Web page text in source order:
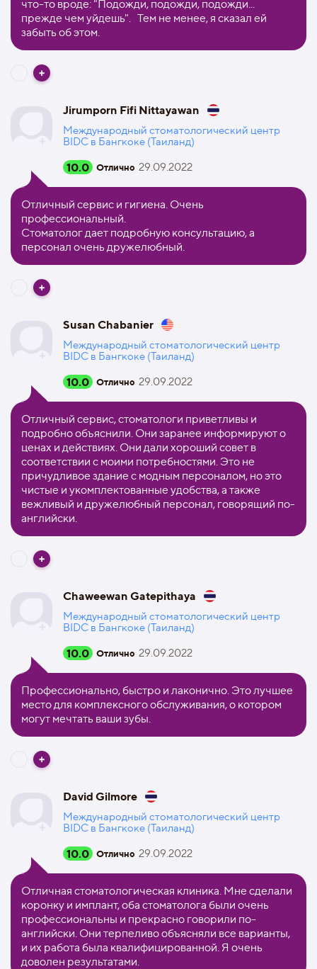
что-то вроде: "Подожди, подожди, подожди...
прежде чем уйдешь". Тем не менее, я сказал ей
забыть об этом.
Jirumporn Fifi Nittayawan
Международный стоматологический центр
BIDC в Бангкоке (Таиланд)
10.0 Отлично 29.09.2022
Отличный сервис и гигиена. Очень
профессиональный.
Стоматолог дает подробную консультацию, а
персонал очень дружелюбный.
Susan Chabanier
Международный стоматологический центр
BIDC в Бангкоке (Таиланд)
10.0 Отлично 29.09.2022
Отличный сервис, стоматологи приветливы и
подробно объяснили. Они заранее информируют о
ценах и действиях. Они дали хороший совет в
соответствии с моими потребностями. Это не
причудливое здание с модным персоналом, но это
чистые и укомплектованные удобства, а также
вежливый и дружелюбный персонал, говорящий по-
английски.
Chaweewan Gatepithaya
Международный стоматологический центр
BIDC в Бангкоке (Таиланд)
10.0 Отлично 29.09.2022
Профессионально, быстро и лаконично. Это лучшее
место для комплексного обслуживания, о котором
могут мечтать ваши зубы.
David Gilmore
Международный стоматологический центр
BIDC в Бангкоке (Таиланд)
10.0 Отлично 29.09.2022
Отличная стоматологическая клиника. Мне сделали
коронку и имплант, оба стоматолога были очень
профессиональны и прекрасно говорили по-
английски. Они терпеливо объясняли все варианты,
и их работа была квалифицированной. Я очень
доволен результатами.